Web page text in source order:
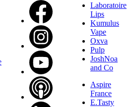
Laboratoire
Lips
Kumulus
Vape
Oxva
Pulp
JoshNoa
and Co
Aspire
France
E.Tasty